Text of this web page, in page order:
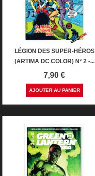
LÉGION DES SUPER-HÉROS
(ARTIMA DC COLOR) N° 2 -...
Prix
7,90 €
AJOUTER AU PANIER